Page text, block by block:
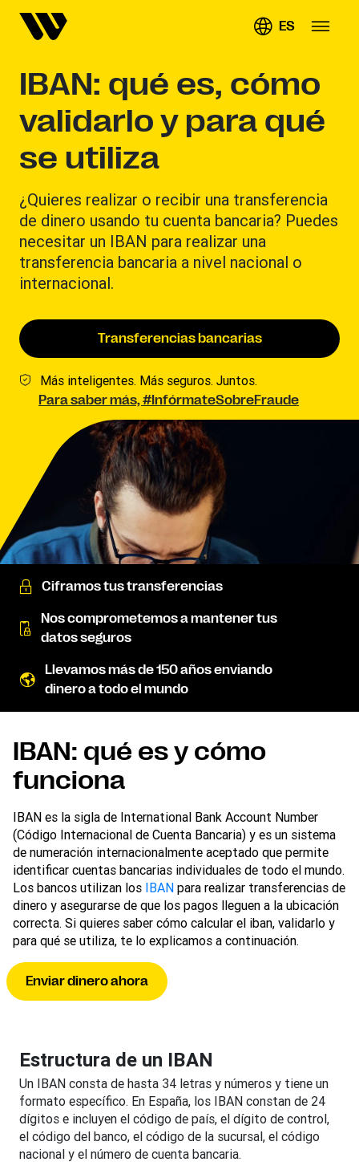
ES
IBAN: qué es, cómo
validarlo y para qué
se utiliza
¿Quieres realizar o recibir una transferencia
de dinero usando tu cuenta bancaria? Puedes
necesitar un IBAN para realizar una
transferencia bancaria a nivel nacional o
internacional.
Transferencias bancarias
Más inteligentes. Más seguros. Juntos.
Para saber más, #InfórmateSobreFraude
Ciframos tus transferencias
Nos comprometemos a mantener tus
datos seguros
Llevamos más de 150 años enviando
dinero a todo el mundo
IBAN: qué es y cómo
funciona
IBAN es la sigla de International Bank Account Number
(Código Internacional de Cuenta Bancaria) y es un sistema
de numeración internacionalmente aceptado que permite
identificar cuentas bancarias individuales de todo el mundo.
Los bancos utilizan los IBAN para realizar transferencias de
dinero y asegurarse de que los pagos lleguen a la ubicación
correcta. Si quieres saber cómo calcular el iban, validarlo y
para qué se utiliza, te lo explicamos a continuación.
Enviar dinero ahora
Estructura de un IBAN
Un IBAN consta de hasta 34 letras y números y tiene un
formato específico. En España, los IBAN constan de 24
dígitos e incluyen el código de país, el dígito de control,
el código del banco, el código de la sucursal, el código
nacional y el número de cuenta bancaria.